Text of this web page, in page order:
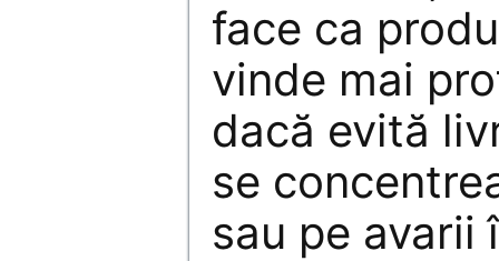
face ca
vinde mai
dacă evită
se
sau pe avarii